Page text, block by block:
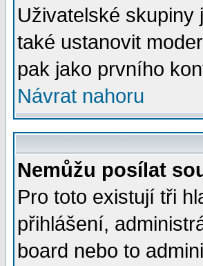
Uživatelské skupiny
také ustanovit
pak jako prvního
Návrat nahoru
Nemůžu posílat
Pro toto existují tři
přihlášení,
board nebo to